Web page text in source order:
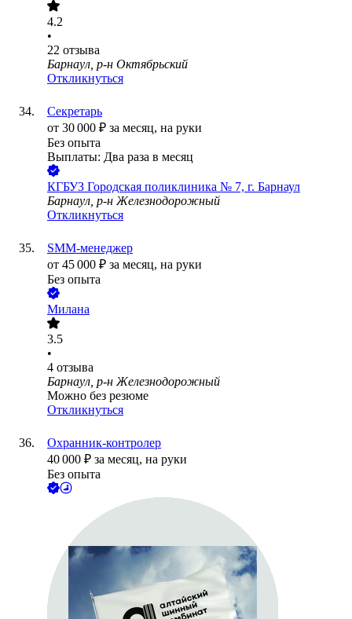
4.2
•
22 отзыва
Барнаул, р-н Октябрьский
Откликнуться
Секретарь
от 30 000 ₽ за месяц, на руки
Без опыта
Выплаты: Два раза в месяц
КГБУЗ Городская поликлиника № 7, г. Барнаул
Барнаул, р-н Железнодорожный
Откликнуться
SMM-менеджер
от 45 000 ₽ за месяц, на руки
Без опыта
Милана
3.5
•
4 отзыва
Барнаул, р-н Железнодорожный
Можно без резюме
Откликнуться
Охранник-контролер
40 000 ₽ за месяц, на руки
Без опыта